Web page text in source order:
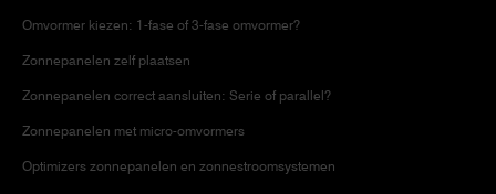
Omvormer kiezen: 1-fase of 3-fase omvormer?
Zonnepanelen zelf plaatsen
Zonnepanelen correct aansluiten: Serie of parallel?
Zonnepanelen met micro-omvormers
Optimizers zonnepanelen en zonnestroomsystemen